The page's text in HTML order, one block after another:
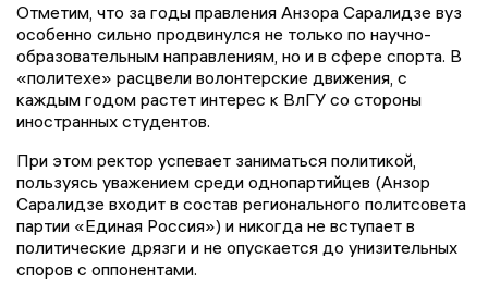
Отметим, что за годы правления Анзора Саралидзе вуз
особенно сильно продвинулся не только по научно-
образовательным направлениям, но и в сфере спорта. В
«политехе» расцвели волонтерские движения, с
каждым годом растет интерес к ВлГУ со стороны
иностранных студентов.
При этом ректор успевает заниматься политикой,
пользуясь уважением среди однопартийцев (Анзор
Саралидзе входит в состав регионального политсовета
партии «Единая Россия») и никогда не вступает в
политические дрязги и не опускается до унизительных
споров с оппонентами.